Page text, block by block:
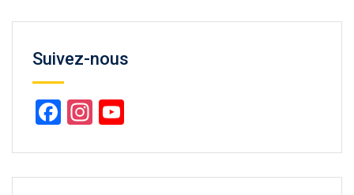
Suivez-nous
Facebook
Instagram